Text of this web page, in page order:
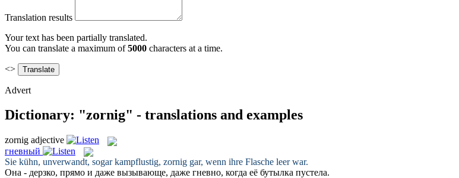
Translation results
Your text has been partially translated.
You can translate a maximum of5000 characters at a time.
<>
Advert
Dictionary: "zornig" - translations and examples
zornig adjective
гневный
Sie kühn, unverwandt, sogar kampflustig, zornig gar, wenn ihre Flasche leer war.
Она - дерзко, прямо и даже вызывающе, даже гневно, когда её бутылка пустела.